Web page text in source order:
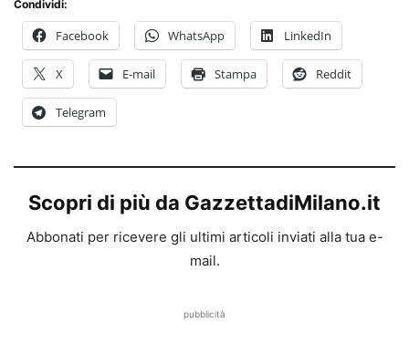
Condividi:
Facebook WhatsApp LinkedIn
X E-mail Stampa Reddit
Telegram
Scopri di più da GazzettadiMilano.it
Abbonati per ricevere gli ultimi articoli inviati alla tua e-
mail.
pubblicità